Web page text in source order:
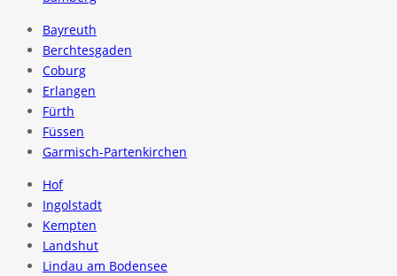
Bayreuth
Berchtesgaden
Coburg
Erlangen
Fürth
Füssen
Garmisch-Partenkirchen
Hof
Ingolstadt
Kempten
Landshut
Lindau am Bodensee